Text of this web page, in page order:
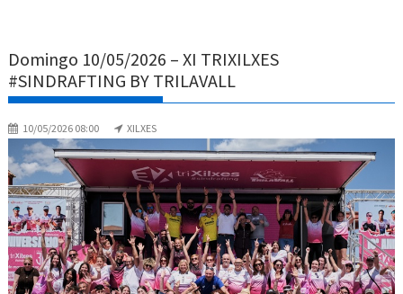
Domingo 10/05/2026 – XI TRIXILXES
#SINDRAFTING BY TRILAVALL
10/05/2026 08:00 XILXES